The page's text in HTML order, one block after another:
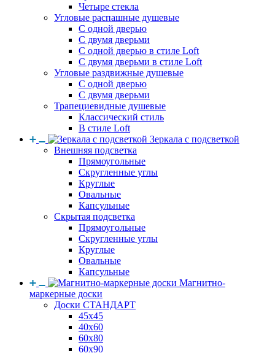
Четыре стекла
Угловые распашные душевые
С одной дверью
С двумя дверьми
С одной дверью в стиле Loft
С двумя дверьми в стиле Loft
Угловые раздвижные душевые
С одной дверью
С двумя дверьми
Трапециевидные душевые
Классический стиль
В стиле Loft
Зеркала с подсветкой
Внешняя подсветка
Прямоугольные
Скругленные углы
Круглые
Овальные
Капсульные
Скрытая подсветка
Прямоугольные
Скругленные углы
Круглые
Овальные
Капсульные
Магнитно-
маркерные доски
Доски СТАНДАРТ
45x45
40x60
60x80
60x90